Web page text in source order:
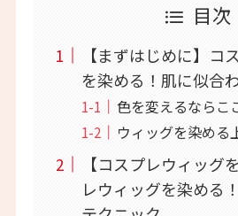
目次
【まずはじめに】コ
を染める！肌に似合
色を変えるならこ
ウィッグを染める
【コスプレウィッグ
レウィッグを染める